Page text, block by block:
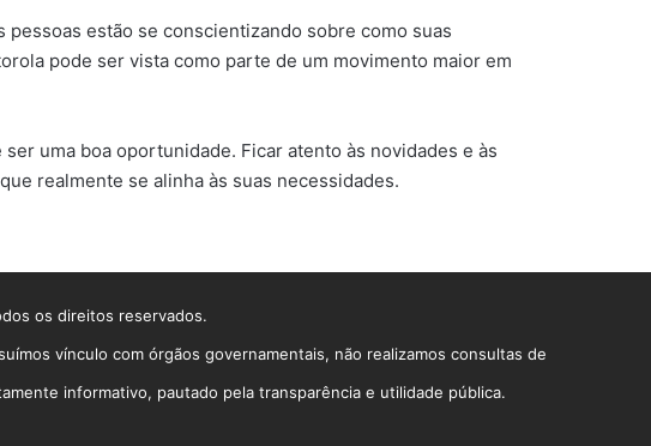
estão se conscientizando sobre como suas
pode ser vista como parte de um movimento maior em
uma boa oportunidade. Ficar atento às novidades e às
realmente se alinha às suas necessidades.
os direitos reservados.
vínculo com órgãos governamentais, não realizamos consultas de
informativo, pautado pela transparência e utilidade pública.